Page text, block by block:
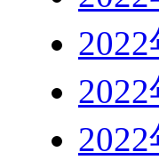
2022
2022
2022